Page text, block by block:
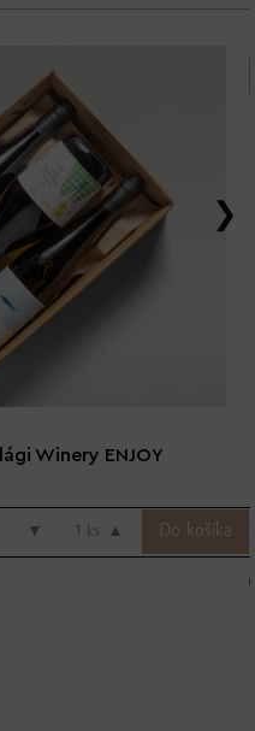
Winery ENJOY
▼ ks ▲